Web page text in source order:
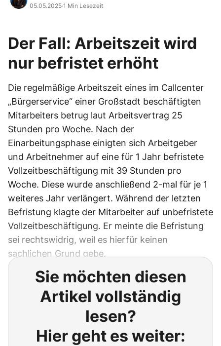
05.05.2025·1 Min Lesezeit
Der Fall: Arbeitszeit wird
nur befristet erhöht
Die regelmäßige Arbeitszeit eines im Callcenter
„Bürgerservice“ einer Großstadt beschäftigten
Mitarbeiters betrug laut Arbeitsvertrag 25
Stunden pro Woche. Nach der
Einarbeitungsphase einigten sich Arbeitgeber
und Arbeitnehmer auf eine für 1 Jahr befristete
Vollzeitbeschäftigung mit 39 Stunden pro
Woche. Diese wurde anschließend 2-mal für je 1
weiteres Jahr verlängert. Während der letzten
Befristung klagte der Mitarbeiter auf unbefristete
Vollzeitbeschäftigung. Er meinte die Befristung
sei rechtswidrig, weil es hierfür keinen
sachlichen Grund gebe.
Sie möchten diesen
Artikel vollständig
lesen?
Hier geht es weiter: